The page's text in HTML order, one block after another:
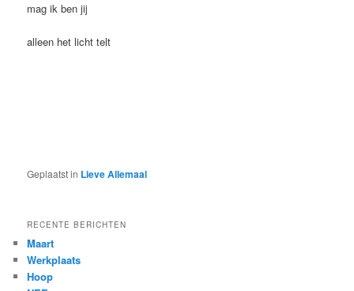
mag ik ben jij
alleen het licht telt
Geplaatst in Lieve Allemaal
RECENTE BERICHTEN
Maart
Werkplaats
Hoop